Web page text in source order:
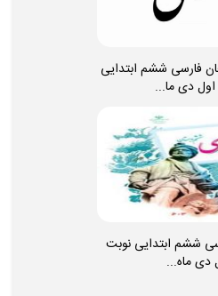
فارسی ششم ابتدایی
دی ما...
ششم ابتدایی نوبت
دی ماه...